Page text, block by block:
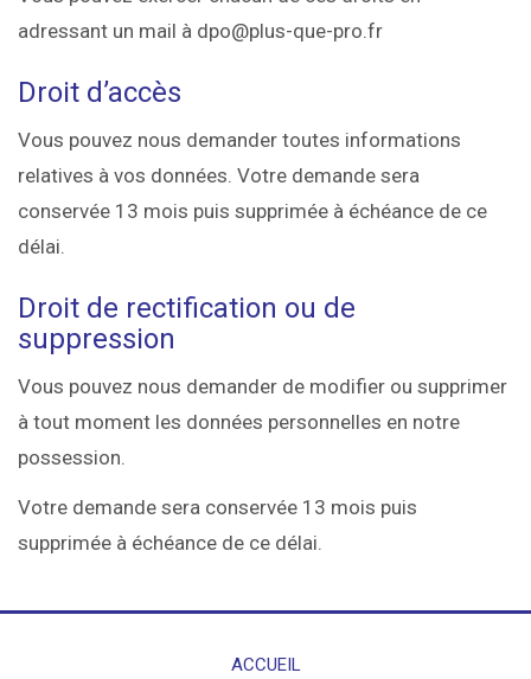
adressant un mail à dpo@plus-que-pro.fr
Droit d’accès
Vous pouvez nous demander toutes informations
relatives à vos données. Votre demande sera
conservée 13 mois puis supprimée à échéance de ce
délai.
Droit de rectification ou de
suppression
Vous pouvez nous demander de modifier ou supprimer
à tout moment les données personnelles en notre
possession.
Votre demande sera conservée 13 mois puis
supprimée à échéance de ce délai.
ACCUEIL